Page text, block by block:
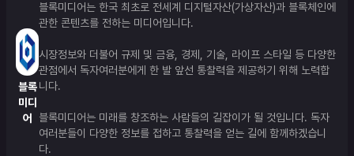
블록
미디
어
블록미디어는 한국 최초로 전세계 디지털자산(가상자산)과 블록체인에
관한 콘텐츠를 전하는 미디어입니다.
시장정보와 더불어 규제 및 금융, 경제, 기술, 라이프 스타일 등 다양한
관점에서 독자여러분에게 한 발 앞선 통찰력을 제공하기 위해 노력합
니다.
블록미디어는 미래를 창조하는 사람들의 길잡이가 될 것입니다. 독자
여러분들이 다양한 정보를 접하고 통찰력을 얻는 길에 함께하겠습니
다.